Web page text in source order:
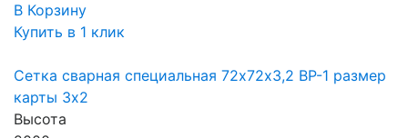
В Корзину
Купить в 1 клик
Сетка сварная специальная 72х72х3,2 ВР-1 размер
карты 3х2
Высота